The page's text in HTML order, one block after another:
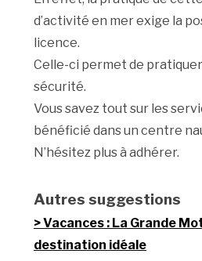
d’activité en mer exige la
licence.
Celle-ci permet de
sécurité.
Vous savez tout sur les
bénéficié dans un centre
N’hésitez plus à adhérer.
Autres suggestions
Vacances : La Grande
destination idéale